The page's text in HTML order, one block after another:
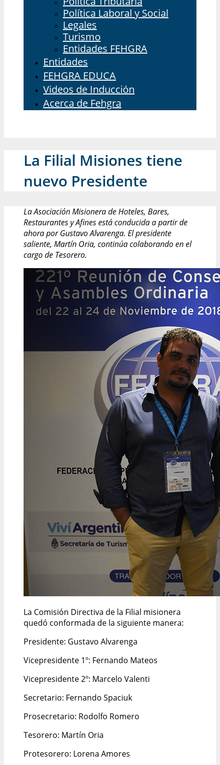
Política Laboral y Social
Legales
Turismo
Entidades FEHGRA
Entidades
FEHGRA EDUCA
Videos de Inducción
Acerca de Fehgra
La Filial Misiones tiene
nuevo Presidente
La Asociación Misionera de Hoteles, Bares,
Restaurantes y Afines está conducida a partir de
ahora por Gustavo Alvarenga. El presidente
saliente, Martín Oria, continúa colaborando en el
cargo de Tesorero.
La Comisión Directiva de la Filial misionera
quedó conformada de la siguiente manera:
Presidente: Gustavo Alvarenga
Vicepresidente 1º: Fernando Mateos
Vicepresidente 2º: Marcelo Valenti
Secretario: Fernando Spaciuk
Prosecretario: Rodolfo Romero
Tesorero: Martín Oria
Protesorero: Lorena Amores